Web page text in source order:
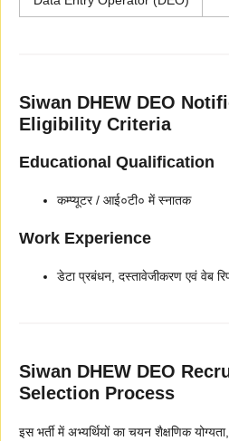
Siwan DHEW DEO
Eligibility Criteria
Educational Qualification
कम्प्यूटर / आई०टी० में स्नातक
Work Experience
डेटा प्रबंधन, दस्तावेजीकरण एवं वेब
Siwan DHEW DEO
Selection Process
इस भर्ती में अभ्यर्थियों का चयन शैक्षणिक